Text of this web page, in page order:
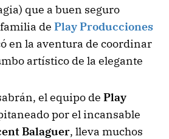
que a buen seguro
de Play Producciones
en la aventura de coordinar
artístico de la elegante
el equipo de Play
por el incansable
Balaguer, lleva muchos